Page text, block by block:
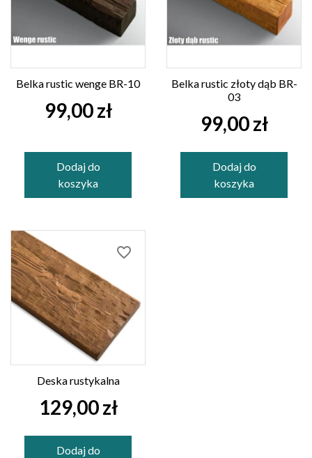
Belka rustic wenge BR-10
99,00 zł
Dodaj do
koszyka
Belka rustic złoty dąb BR-
03
99,00 zł
Dodaj do
koszyka
favorite_border
Deska rustykalna
129,00 zł
Dodaj do